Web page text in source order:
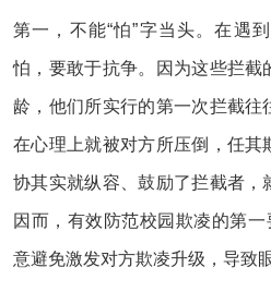
第一，不能“怕”字当头。在遇
怕，要敢于抗争。因为这些拦截
龄，他们所实行的第一次拦截往
在心理上就被对方所压倒，任其
协其实就纵容、鼓励了拦截者，
因而，有效防范校园欺凌的第一
意避免激发对方欺凌升级，导致